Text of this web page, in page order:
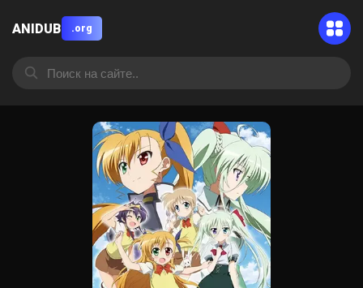
ANIDUB .org